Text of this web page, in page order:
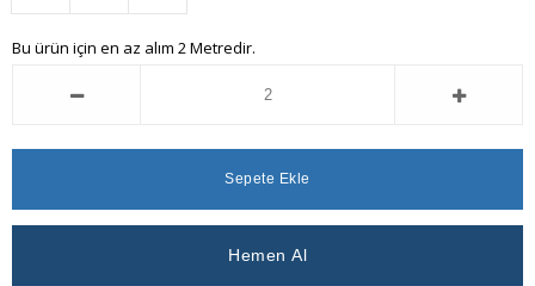
Sipariş Ekle Listeme
İndirimli Fiyat
Ver
Gelince
Bu ürün için en az alım 2 Metredir.